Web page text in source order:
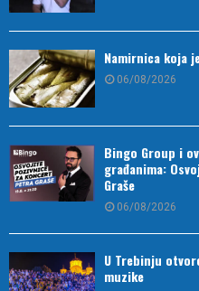
Namirnica koja
06/08/2026
Bingo Group i
građanima:
Graše
06/08/2026
U Trebinju
muzike